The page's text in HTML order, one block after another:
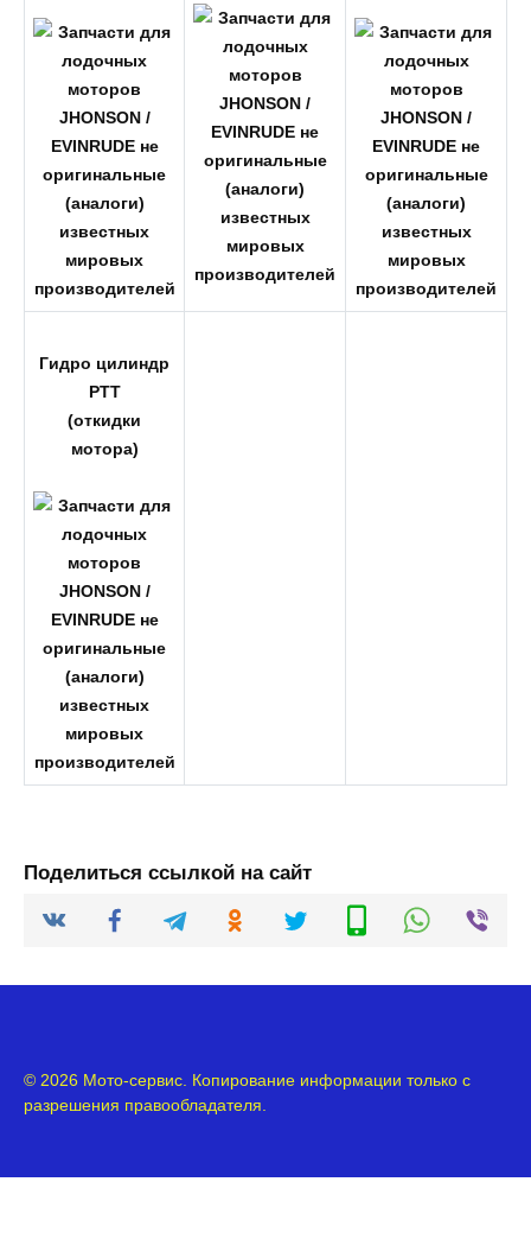
Гидро цилиндр
PTT
(откидки
мотора)
Поделиться ссылкой на сайт
© 2026 Мото-сервис. Копирование информации только с
разрешения правообладателя.